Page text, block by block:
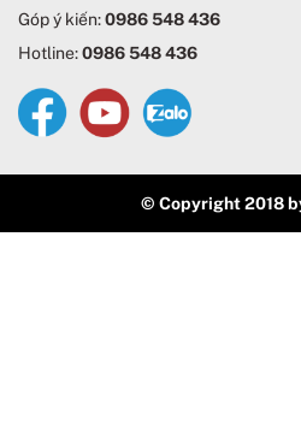
Góp ý kiến:0986 548 436
Hotline:0986 548 436
© Copyright 2018